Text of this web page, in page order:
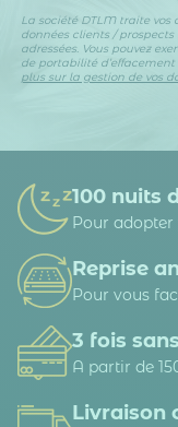
La société DTLM traite vos
données clients /
adressées. Vous pouvez
de portabilité
plus sur la gestion de vos
100 nuits
Pour
Reprise
Pour vous
3 fois
A partir de
Livraison